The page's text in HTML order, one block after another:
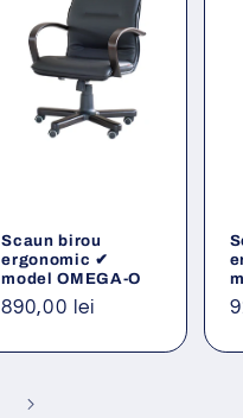
Scaun birou
ergonomic ✔
model OMEGA-O
Preț
890,00 lei